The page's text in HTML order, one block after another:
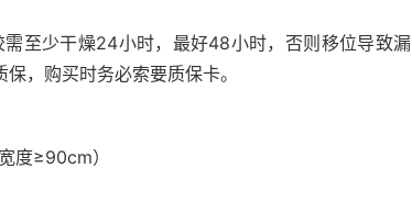
至少干燥24小时，最好48小时，否则移位导致漏
，购买时务必索要质保卡。
度≥90cm）